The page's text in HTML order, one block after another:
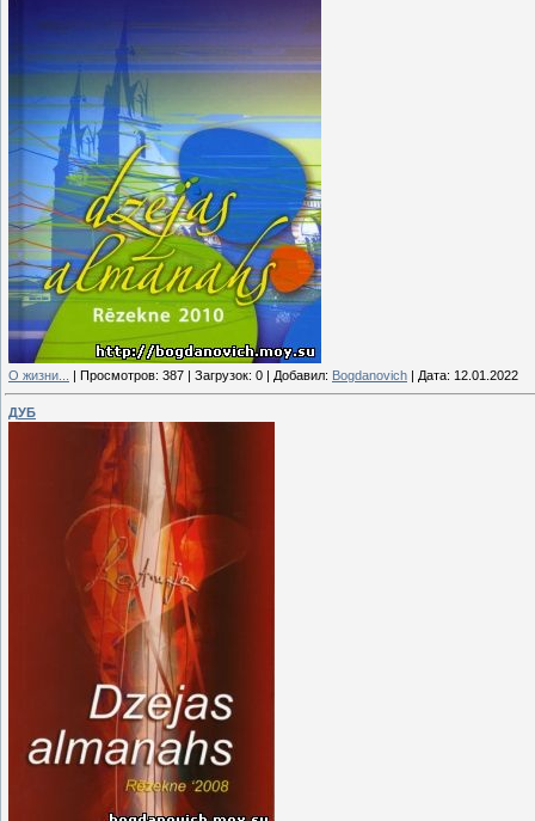
О жизни... Просмотров: 387 Загрузок: 0 Добавил: Bogdanovich Дата: 12.01.2022
ДУБ